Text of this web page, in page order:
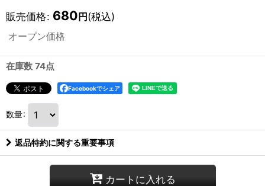
販売価格: 680円(税込)
オープン価格
在庫数 74点
Facebookでシェア
数量:
返品特約に関する重要事項
カートに入れる